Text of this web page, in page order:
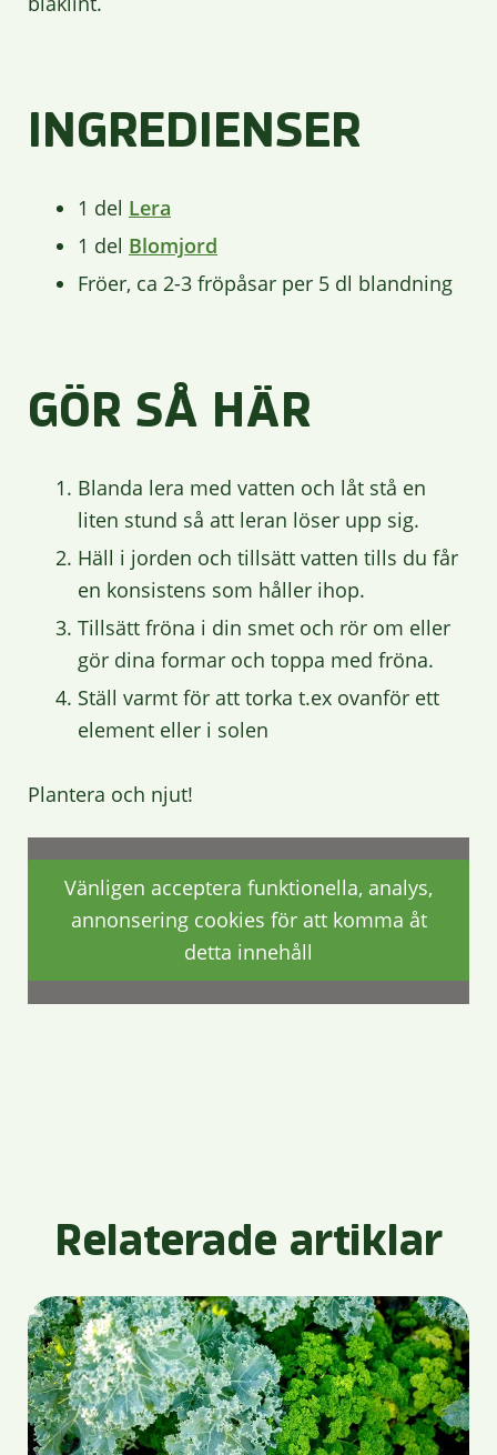
INGREDIENSER
1 del Lera
1 del Blomjord
Fröer, ca 2-3 fröpåsar per 5 dl blandning
GÖR SÅ HÄR
Blanda lera med vatten och låt stå en
liten stund så att leran löser upp sig.
Häll i jorden och tillsätt vatten tills du får
en konsistens som håller ihop.
Tillsätt fröna i din smet och rör om eller
gör dina formar och toppa med fröna.
Ställ varmt för att torka t.ex ovanför ett
element eller i solen
Plantera och njut!
Vänligen acceptera funktionella, analys,
annonsering cookies för att komma åt
detta innehåll
Relaterade artiklar